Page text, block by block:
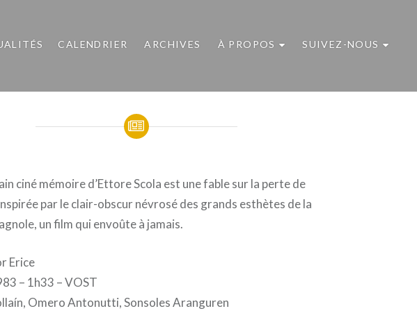
CALENDRIER ARCHIVES À PROPOS SUIVEZ-NOUS
ciné mémoire d’Ettore Scola est une fable sur la perte de
par le clair-obscur névrosé des grands esthètes de la
un film qui envoûte à jamais.
Erice
– 1h33 – VOST
Omero Antonutti, Sonsoles Aranguren